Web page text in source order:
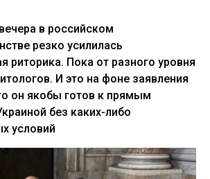
в российском
резко усилилась
риторика. Пока от разного уровня
И это на фоне заявления
он якобы готов к прямым
без каких-либо
условий